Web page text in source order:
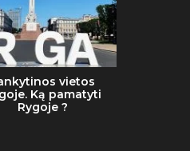
vietos
Ką pamatyti
Rygoje ?